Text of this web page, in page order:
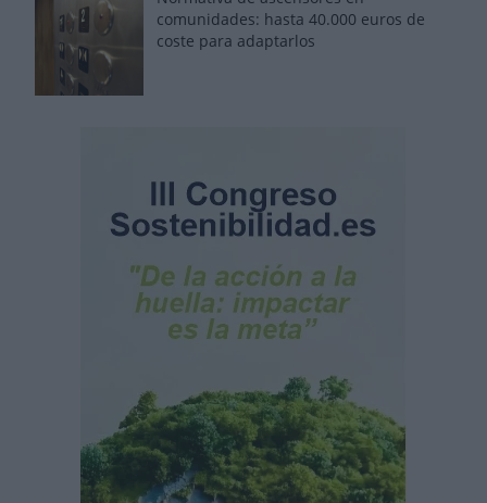
comunidades: hasta 40.000 euros de
coste para adaptarlos